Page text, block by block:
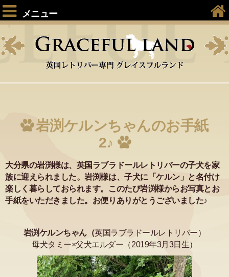
メニュー
岩渕ケルンちゃんのお手紙
2♪
大分県の岩渕様は、英国ラブラドールレトリバーの子犬を家
族に迎えられました。岩渕様は、子犬に「ケルン」と名付け
楽しく暮らしておられます。このたび岩渕様からお写真とお
手紙をいただきました。お便りありがとうございました♪
岩渕ケルンちゃん（英国ラブラドールレトリバー）
母犬タミー×父犬エルダー（2019年3月3日生）